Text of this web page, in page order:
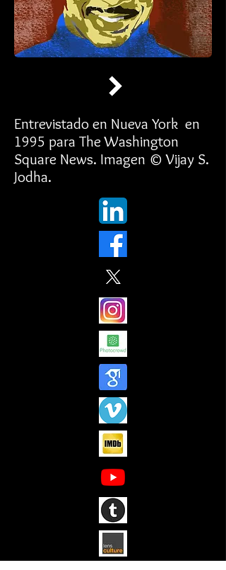
Entrevistado en Nueva York en
1995 para The Washington
Square News. Imagen © Vijay S.
Jodha.